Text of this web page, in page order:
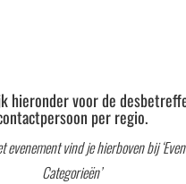
hieronder voor de
per regio.
evenement vind je hierboven bij
Categorieën’